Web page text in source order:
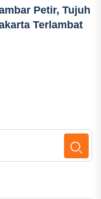
Petir, Tujuh
Terlambat